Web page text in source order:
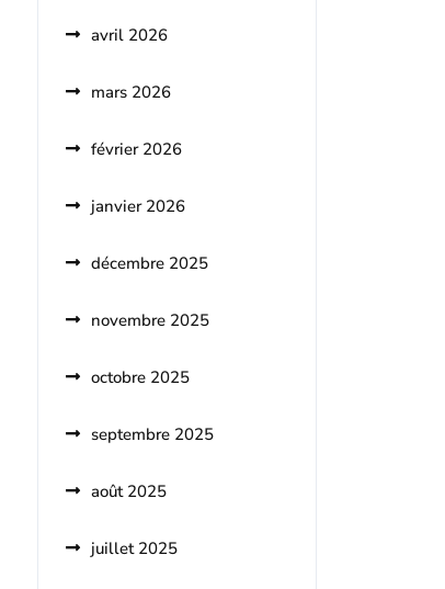
avril 2026
mars 2026
février 2026
janvier 2026
décembre 2025
novembre 2025
octobre 2025
septembre 2025
août 2025
juillet 2025